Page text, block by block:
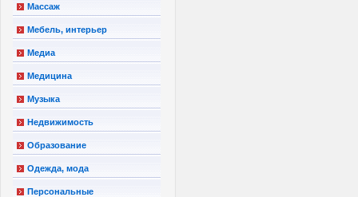
Массаж
Мебель, интерьер
Медиа
Медицина
Музыка
Недвижимость
Образование
Одежда, мода
Персональные